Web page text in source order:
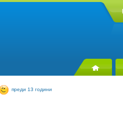
преди 13 години